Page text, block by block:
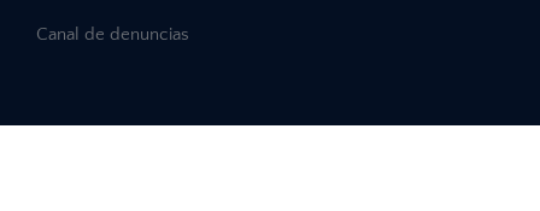
Canal de denuncias